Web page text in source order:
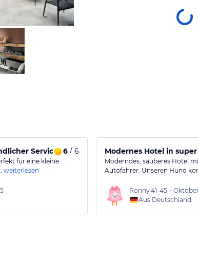
Service am See
6/ 6
für eine kleine
weiterlesen
Modernes Hotel in
Moderndes, sauberes Hotel
Autofahrer. Unseren Hund
Ronny41-45 •
Aus Deutschland